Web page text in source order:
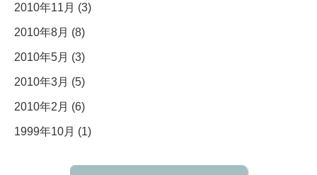
2010年11月 (3)
2010年8月 (8)
2010年5月 (3)
2010年3月 (5)
2010年2月 (6)
1999年10月 (1)